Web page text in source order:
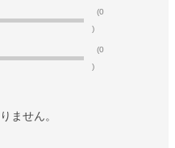
(0
)
(0
)
ません。